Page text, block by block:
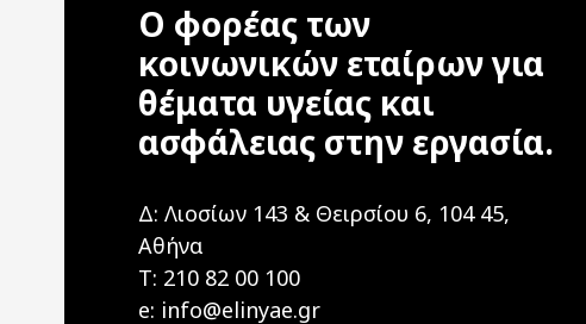
Ο φορέας των
κοινωνικών εταίρων για
θέματα υγείας και
ασφάλειας στην εργασία.
Δ: Λιοσίων 143 & Θειρσίου 6, 104 45,
Αθήνα
T: 210 82 00 100
e: info@elinyae.gr